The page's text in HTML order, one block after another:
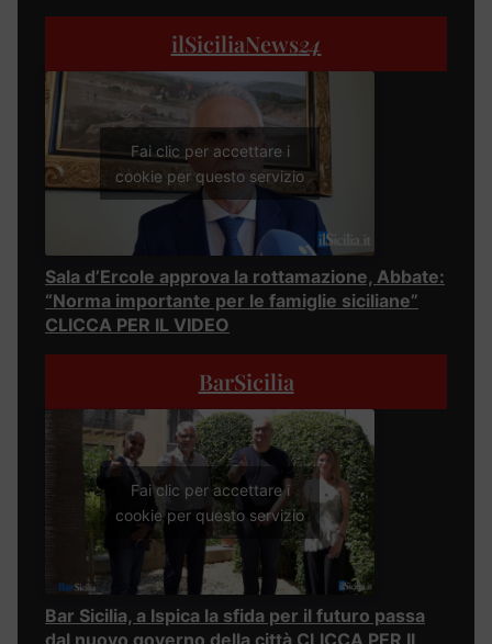
ilSiciliaNews24
Fai clic per accettare i
cookie per questo servizio
Sala d’Ercole approva la rottamazione, Abbate:
“Norma importante per le famiglie siciliane”
CLICCA PER IL VIDEO
BarSicilia
Fai clic per accettare i
cookie per questo servizio
Bar Sicilia, a Ispica la sfida per il futuro passa